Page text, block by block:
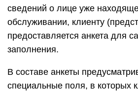
сведений о лице уже
обслуживании, клиенту
предоставляется анкета для
заполнения.
В составе анкеты
специальные поля, в которых